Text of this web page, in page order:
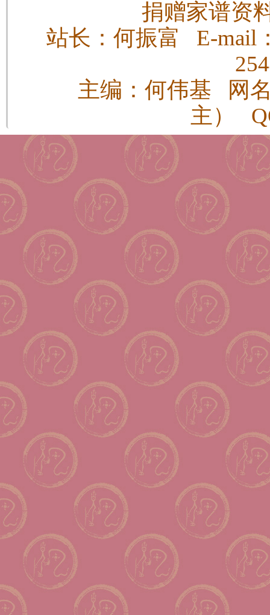
捐赠家谱资
站长：何振富 E-mail
主编：何伟基 网
主）